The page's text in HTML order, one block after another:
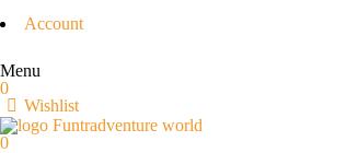
Account
Menu
0
Wishlist
0